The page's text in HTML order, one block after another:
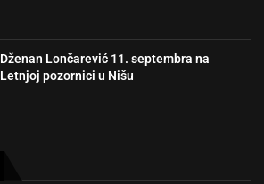
Dženan Lončarević 11. septembra na
Letnjoj pozornici u Nišu